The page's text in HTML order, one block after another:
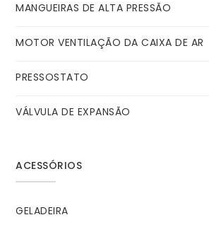
MANGUEIRAS DE ALTA PRESSÃO
MOTOR VENTILAÇÃO DA CAIXA DE AR
PRESSOSTATO
VÁLVULA DE EXPANSÃO
ACESSÓRIOS
GELADEIRA